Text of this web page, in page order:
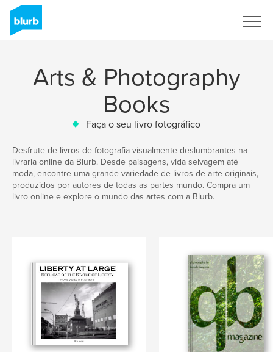
Arts & Photography
Books
Faça o seu livro fotográfico
Desfrute de livros de fotografia visualmente deslumbrantes na
livraria online da Blurb. Desde paisagens, vida selvagem até
moda, encontre uma grande variedade de livros de arte originais,
produzidos por autores de todas as partes mundo. Compra um
livro online e explore o mundo das artes com a Blurb.